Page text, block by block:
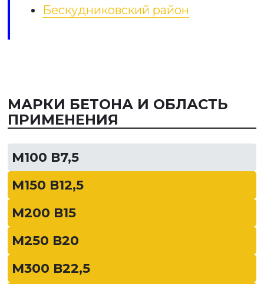
Бескудниковский район
МАРКИ БЕТОНА И ОБЛАСТЬ
ПРИМЕНЕНИЯ
М100 В7,5
М150 В12,5
М200 В15
М250 В20
М300 В22,5